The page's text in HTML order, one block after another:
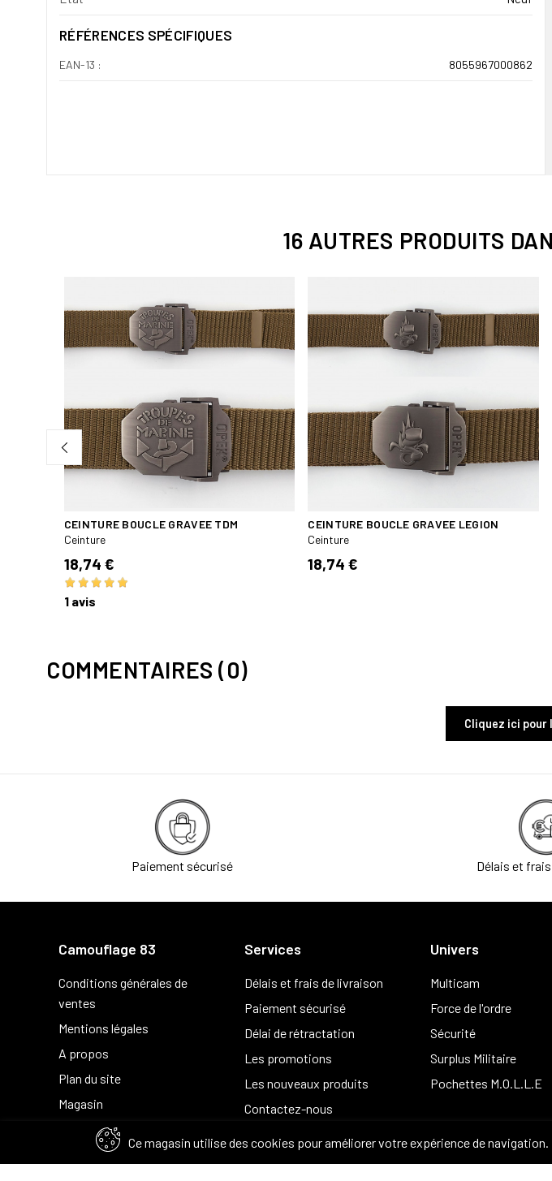
RÉFÉRENCES SPÉCIFIQUES
EAN-13 : 8055967000862
16 AUTRES PRODUITS
CEINTURE BOUCLE GRAVEE TDM
Ceinture
18,74 €
1 avis
CEINTURE BOUCLE GRAVEE LEGION
Ceinture
18,74 €
COMMENTAIRES (0)
Cliquez ici pour
Paiement sécurisé Délais et
Camouflage 83
Conditions générales de
ventes
Mentions légales
A propos
Plan du site
Magasin
Services
Délais et frais de livraison
Paiement sécurisé
Délai de rétractation
Les promotions
Les nouveaux produits
Contactez-nous
Univers
Multicam
Force de l'ordre
Sécurité
Surplus Militaire
Pochettes M.O.L.L.E
Ce magasin utilise des cookies pour améliorer votre expérience de